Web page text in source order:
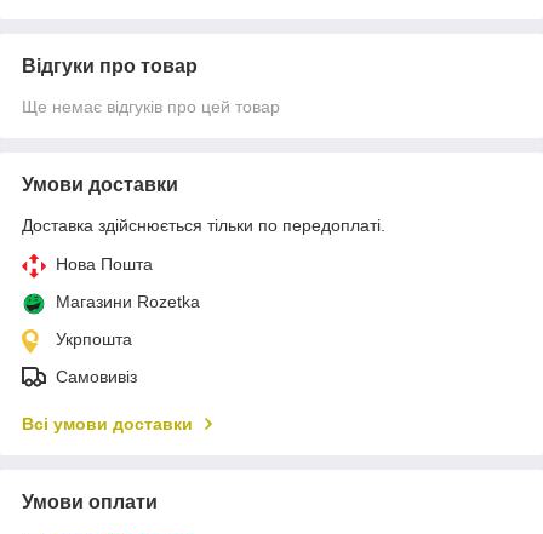
Відгуки про товар
Ще немає відгуків про цей товар
Умови доставки
Доставка здійснюється тільки по передоплаті.
Нова Пошта
Магазини Rozetka
Укрпошта
Самовивіз
Всі умови доставки
Умови оплати